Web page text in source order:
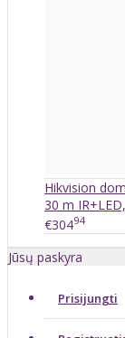
Hikvision
30 m
€30494
Jūsų paskyra
Prisijungti